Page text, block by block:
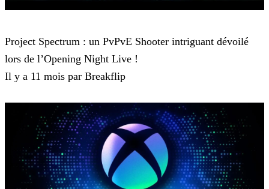
Project Spectrum : un PvPvE Shooter intriguant dévoilé
lors de l’Opening Night Live !
Il y a 11 mois par Breakflip